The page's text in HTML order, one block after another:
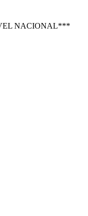
–
NACIONAL***